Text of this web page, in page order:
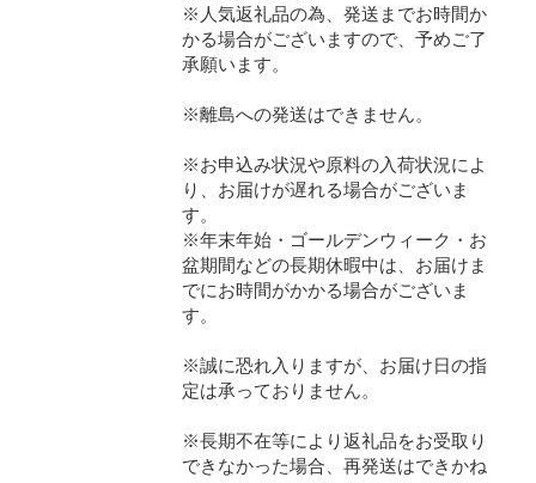
※人気返礼品の為、発送までお時間か
かる場合がございますので、予めご了
承願います。
※離島への発送はできません。
※お申込み状況や原料の入荷状況によ
り、お届けが遅れる場合がございま
す。
※年末年始・ゴールデンウィーク・お
盆期間などの長期休暇中は、お届けま
でにお時間がかかる場合がございま
す。
※誠に恐れ入りますが、お届け日の指
定は承っておりません。
※長期不在等により返礼品をお受取り
できなかった場合、再発送はできかね